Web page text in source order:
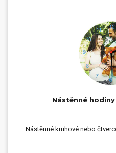
Nástěnné
Nástěnné kruhové nebo